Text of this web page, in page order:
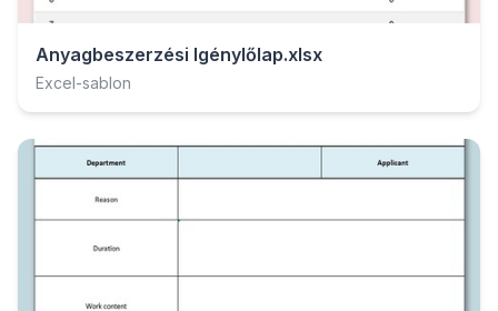
Anyagbeszerzési Igénylőlap.xlsx
Excel-sablon